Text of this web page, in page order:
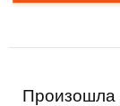
Произошла